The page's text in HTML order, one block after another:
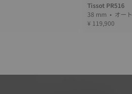
Tissot PR516
38 mm •
¥ 119,900